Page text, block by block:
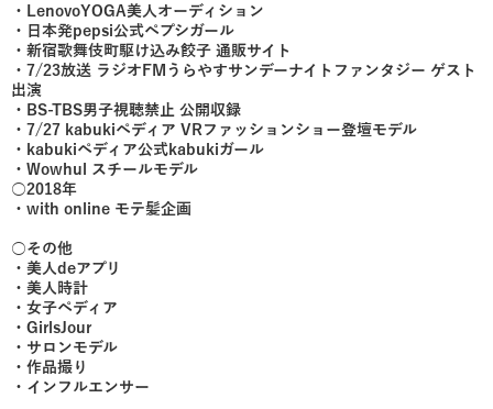
・LenovoYOGA美人オーディション
・日本発pepsi公式ペプシガール
・新宿歌舞伎町駆け込み餃子 通販サイト
・7/23放送 ラジオFMうらやすサンデーナイトファンタジー ゲスト
出演
・BS-TBS男子視聴禁止 公開収録
・7/27 kabukiペディア VRファッションショー登壇モデル
・kabukiペディア公式kabukiガール
・Wowhul スチールモデル
○2018年
・with online モテ髪企画
○その他
・美人deアプリ
・美人時計
・女子ペディア
・GirlsJour
・サロンモデル
・作品撮り
・インフルエンサー